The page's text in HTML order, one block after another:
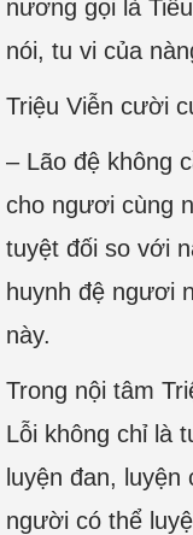
nương gọi là
nói, tu vi của
Triệu Viễn cười
– Lão đệ không
cho ngươi cùng
tuyệt đối so với
huynh đệ ngươi
này.
Trong nội tâm
Lỗi không chỉ là
luyện đan,
người có thể